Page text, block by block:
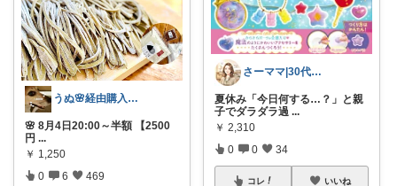
うぬ🌸経由購入ありがとです🙇‍♀️
🌸 8月4日20:00～半額 【2500
円 ...
￥ 1,250
0 6 469
さーママ|30代小2女児ママ🎀
夏休み「今日何する…？」と親
子でダラダラ過 ...
￥ 2,310
0 0 34
コレ いいね